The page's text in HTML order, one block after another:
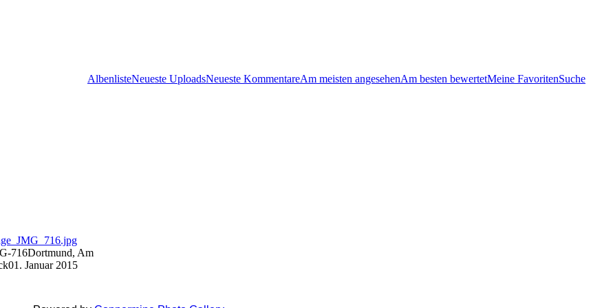
AlbenlisteNeueste UploadsNeueste KommentareAm meisten angesehenAm besten bewertetMeine FavoritenSuche
716Dortmund, Am
01. Januar 2015